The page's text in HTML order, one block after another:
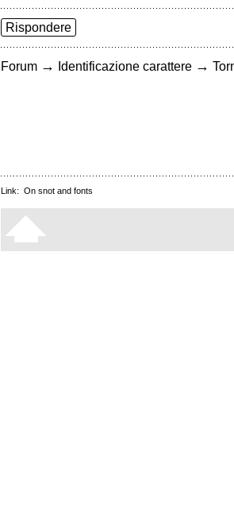
Rispondere
Forum → Identificazione carattere →
Link: On snot and fonts